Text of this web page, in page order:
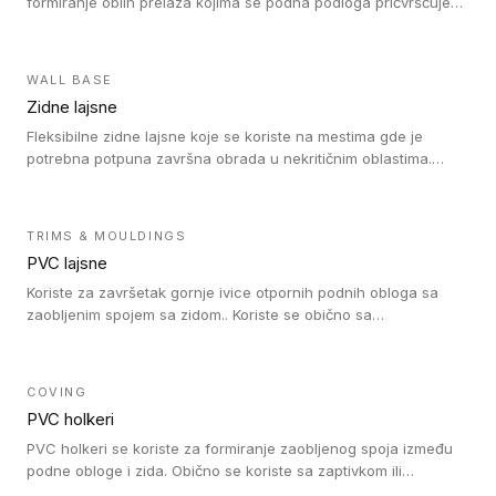
WALL BASE
Zidne lajsne
Fleksibilne zidne lajsne koje se koriste na mestima gde je
potrebna potpuna završna obrada u nekritičnim oblastima.
TRIMS & MOULDINGS
PVC lajsne
Koriste za završetak gornje ivice otpornih podnih obloga sa
zaobljenim spojem sa zidom.. Koriste se obično sa
rešenje).
COVING
PVC holkeri
PVC holkeri se koriste za formiranje zaobljenog spoja između
podne obloge i zida. Obično se koriste sa zaptivkom ili